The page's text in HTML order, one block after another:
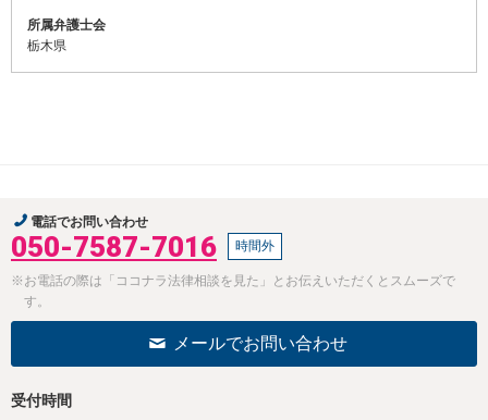
所属弁護士会
栃木県
電話でお問い合わせ
050-7587-7016 時間外
※お電話の際は「ココナラ法律相談を見た」とお伝えいただくとスムーズで
す。
メールでお問い合わせ
受付時間